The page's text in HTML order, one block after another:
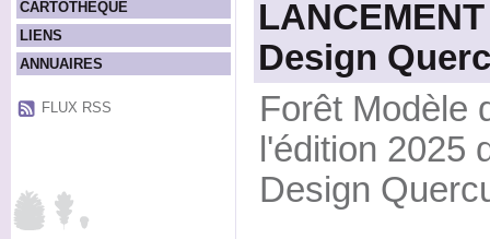
CARTOTHÈQUE
LIENS
ANNUAIRES
FLUX RSS
Design
Forêt Modèle
l'édition 2025
Design